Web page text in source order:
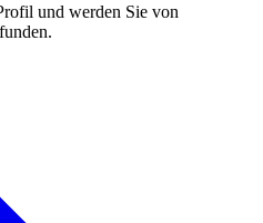
und werden Sie von